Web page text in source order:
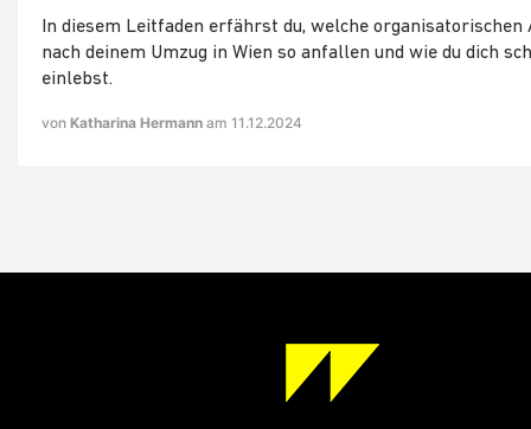
In diesem Leitfaden erfährst du, welche organisatorischen
nach deinem Umzug in Wien so anfallen und wie du dich
einlebst.
von Katharina Hermann am 11.12.2024